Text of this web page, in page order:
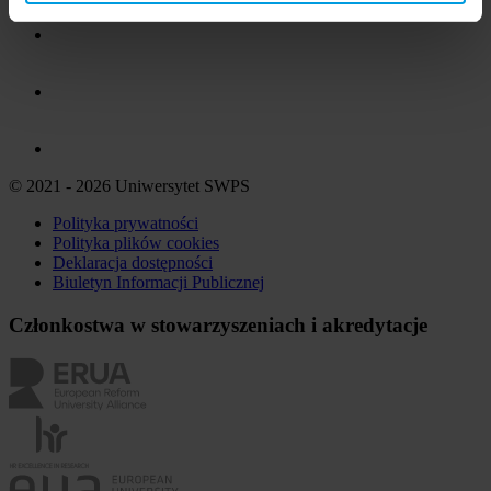
© 2021 - 2026 Uniwersytet SWPS
Polityka prywatności
Polityka plików cookies
Deklaracja dostępności
Biuletyn Informacji Publicznej
Członkostwa w stowarzyszeniach i akredytacje